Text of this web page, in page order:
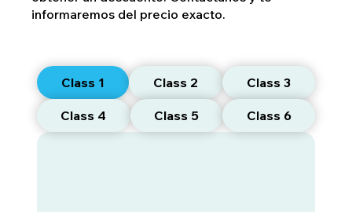
informaremos del precio exacto.
Class 1 Class 2 Class 3
Class 4 Class 5 Class 6